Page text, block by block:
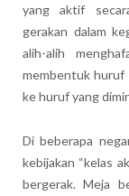
yang aktif
gerakan dalam
alih-alih
membentuk huruf
ke huruf yang
Di beberapa
kebijakan “kelas
bergerak. Meja